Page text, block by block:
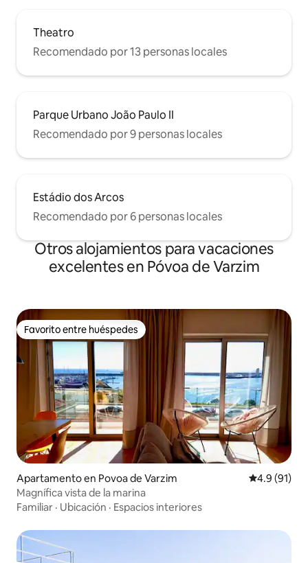
Theatro
Recomendado por 13 personas locales
Parque Urbano João Paulo II
Recomendado por 9 personas locales
Estádio dos Arcos
Recomendado por 6 personas locales
Otros alojamientos para vacaciones
excelentes en Póvoa de Varzim
Favorito entre huéspedes
Favorito entre huéspedes
Apartamento en Povoa de Varzim Calificación
4.9 (91)
Magnífica vista de la marina
Familiar · Ubicación · Espacios interiores